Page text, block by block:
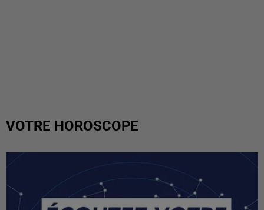
VOTRE HOROSCOPE